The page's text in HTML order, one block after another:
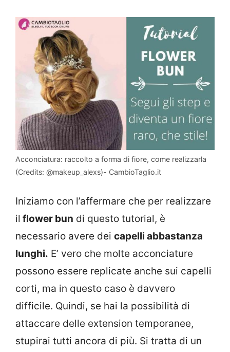
Acconciatura: raccolto a forma di fiore, come realizzarla
(Credits: @makeup_alexs)- CambioTaglio.it
Iniziamo con l’affermare che per realizzare
il flower bun di questo tutorial, è
necessario avere dei capelli abbastanza
lunghi. E’ vero che molte acconciature
possono essere replicate anche sui capelli
corti, ma in questo caso è davvero
difficile. Quindi, se hai la possibilità di
attaccare delle extension temporanee,
stupirai tutti ancora di più. Si tratta di un